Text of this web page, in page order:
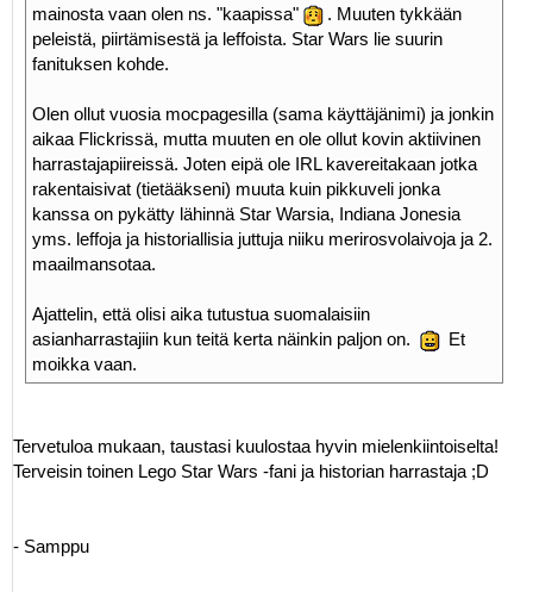
mainosta vaan olen ns. "kaapissa"
. Muuten tykkään
peleistä, piirtämisestä ja leffoista. Star Wars lie suurin
fanituksen kohde.
Olen ollut vuosia mocpagesilla (sama käyttäjänimi) ja jonkin
aikaa Flickrissä, mutta muuten en ole ollut kovin aktiivinen
harrastajapiireissä. Joten eipä ole IRL kavereitakaan jotka
rakentaisivat (tietääkseni) muuta kuin pikkuveli jonka
kanssa on pykätty lähinnä Star Warsia, Indiana Jonesia
yms. leffoja ja historiallisia juttuja niiku merirosvolaivoja ja 2.
maailmansotaa.
Ajattelin, että olisi aika tutustua suomalaisiin
asianharrastajiin kun teitä kerta näinkin paljon on.
Et
moikka vaan.
Tervetuloa mukaan, taustasi kuulostaa hyvin mielenkiintoiselta!
Terveisin toinen Lego Star Wars -fani ja historian harrastaja ;D
- Samppu